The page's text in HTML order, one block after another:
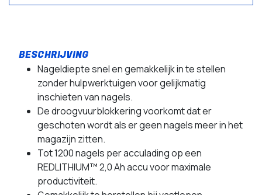
Nageldiepte snel en gemakkelijk in te stellen
zonder hulpwerktuigen voor gelijkmatig
inschieten van nagels.
De droogvuurblokkering voorkomt dat er
geschoten wordt als er geen nagels meer in het
magazijn zitten.
Tot 1200 nagels per acculading op een
REDLITHIUM™ 2,0 Ah accu voor maximale
productiviteit.